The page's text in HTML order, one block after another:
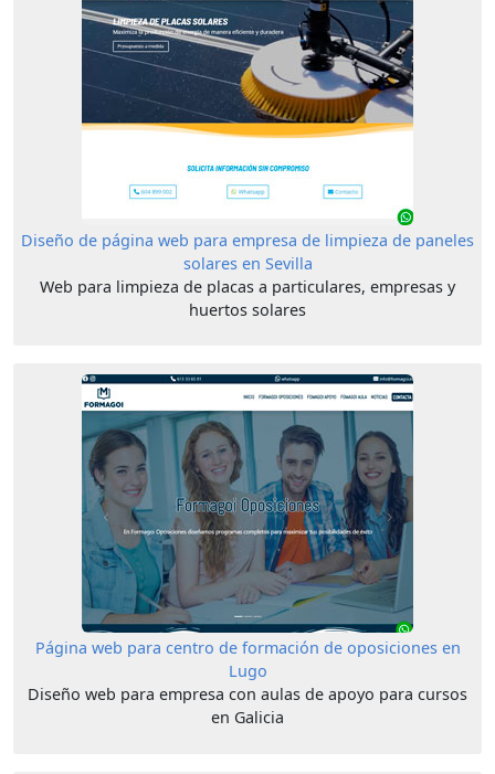
Diseño de página web para empresa de limpieza de paneles
solares en Sevilla
Web para limpieza de placas a particulares, empresas y
huertos solares
Página web para centro de formación de oposiciones en
Lugo
Diseño web para empresa con aulas de apoyo para cursos
en Galicia